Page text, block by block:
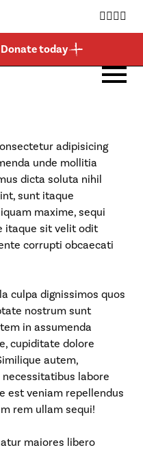
Donate today
Twitter
adipisicing
unde mollitia
dicta soluta nihil
sunt itaque
maxime, sequi
itaque sit velit odit
corrupti obcaecati
culpa dignissimos quos
nostrum sunt
in assumenda
cupiditate dolore
autem,
labore
est veniam repellendus
rem ullam sequi!
maiores libero